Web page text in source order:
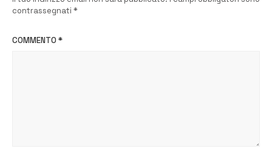
contrassegnati *
COMMENTO *